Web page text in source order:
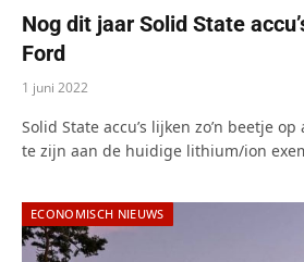
Nog dit jaar Solid State
Ford
1 juni 2022
Solid State accu’s lijken zo’n beetje
te zijn aan de huidige lithium/ion
ECONOMISCH NIEUWS